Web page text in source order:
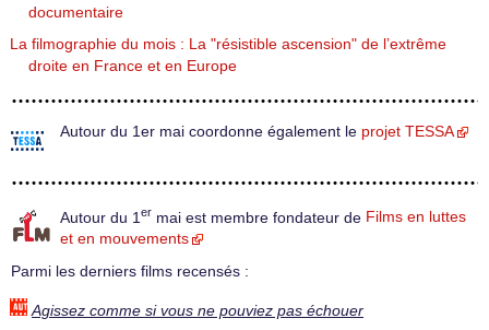
documentaire
La filmographie du mois : La "résistible ascension" de l’extrême
droite en France et en Europe
Autour du 1er mai coordonne également le projet TESSA
Autour du 1 er mai est membre fondateur de Films en luttes
et en mouvements
Parmi les derniers films recensés :
Agissez comme si vous ne pouviez pas échouer